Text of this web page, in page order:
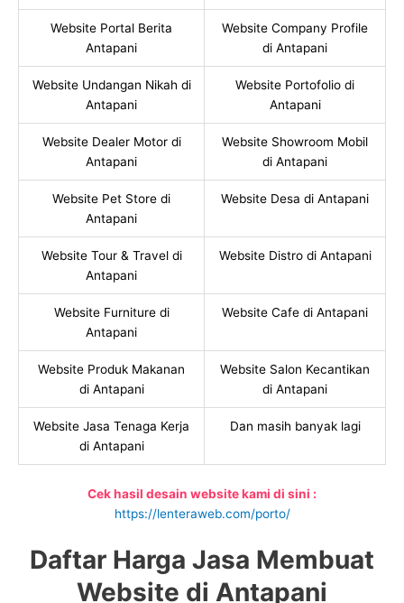
Website Portal Berita
Antapani
Website Company Profile
di Antapani
Website Undangan Nikah di
Antapani
Website Portofolio di
Antapani
Website Dealer Motor di
Antapani
Website Showroom Mobil
di Antapani
Website Pet Store di
Antapani
Website Desa di Antapani
Website Tour & Travel di
Antapani
Website Distro di Antapani
Website Furniture di
Antapani
Website Cafe di Antapani
Website Produk Makanan
di Antapani
Website Salon Kecantikan
di Antapani
Website Jasa Tenaga Kerja
di Antapani
Dan masih banyak lagi
Cek hasil desain website kami di sini :
https://lenteraweb.com/porto/
Daftar Harga Jasa Membuat
Website di Antapani